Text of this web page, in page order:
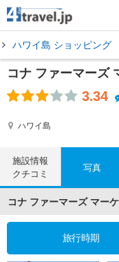
ハワイ島 ショッピング
コナ ファーマーズ
3.34
ハワイ島
施設情報
クチコミ
写真
コナ ファーマーズ マー
旅行時期